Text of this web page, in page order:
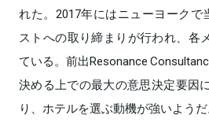
れた。2017年にはニューヨークで
ストへの取り締まりが行われ、各
ている。前出Resonance
決める上での最大の意思決定要因
り、ホテルを選ぶ動機が強いようだ